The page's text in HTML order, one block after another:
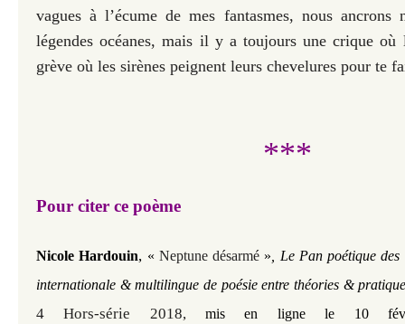
vagues à l’écumede mes fantasmes, nous ancrons
légendes océanes, mais il y a toujours une crique où
grève où les sirènes peignent leurs chevelures pour te
***
Pour citer ce poème
Nicole Hardouin, « Neptune désarmé », Le Pan poétique des
internationale & multilingue de poésie entre théories &
4 Hors-série 2018,mis en ligne le 10